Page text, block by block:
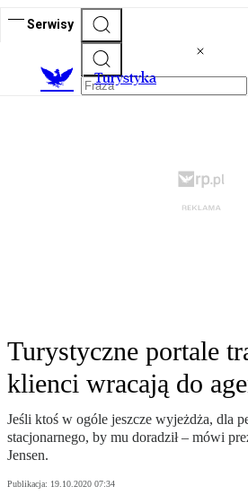
Serwisy
Turystyka
Turystyczne portale
klienci wracają do
Jeśli ktoś w ogóle jeszcze wyjeżdża, dla
stacjonarnego, by mu doradził – mówi
Jensen.
Publikacja: 19.10.2020 07:34